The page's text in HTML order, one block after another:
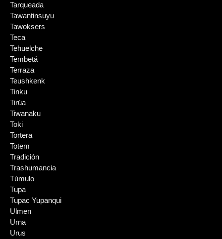
Tarqueada
Tawantinsuyu
Tawoksers
Teca
Tehuelche
Tembetá
Terraza
Teushkenk
Tinku
Tirúa
Tiwanaku
Toki
Tortera
Totem
Tradición
Trashumancia
Túmulo
Tupa
Tupac Yupanqui
Ulmen
Urna
Urus